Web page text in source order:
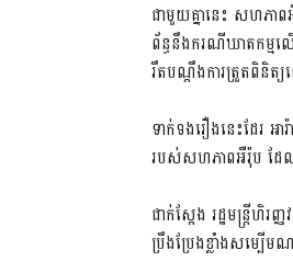
ជាមួយគ្នានេះ​ សហភាព
ព័ន្ធនឹង​ករណី​ឃាតកម្ម​ល
រឹតបណ្តឹង​ការ​ត្រួតពិនិត្
ទាក់ទងរឿងនេះដែរ​
របស់​សហភាពអឺរ៉ុប​ ដែល
ជាក់ស្តែង​ រដ្ឋមន្ត្រី​ហិ
ប្រឹងប្រែង​ខ្លាំងសម្បើ